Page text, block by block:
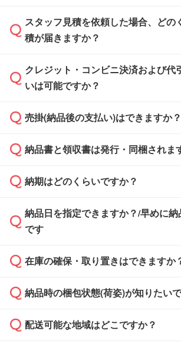
可能です。見積・注文フォームに
まま進む』ボタンからお進みのうえ
スタッフ見積を依頼した場合、どの
積が届きますか？
通常、翌営業日までにお送りして
雑状況によっては、お時間をいただ
依頼いただいた場合は、翌営業日以
クレジット・コンビニ決済および代
いは可能ですか？
銀行振込のみのご対応となります。
売掛(納品後の支払い)はできますか？
基本的には先入金をお願いしており
どの場合は、月末締め翌月末払いに
また、卒業・卒園記念品で対策委員
校や幼稚園・保育園であれば、同様
ご希望の際は担当スタッフまでお気
ください。
納品書と領収書は発行・同梱されま
納品書・領収書は ご依頼をいただい
ず、通常はPDFデータをメール添
ます。
たは注文フォームの『ご注文に関す
納期はどのくらいですか？
・印刷する場合(500個程度)
ご入金、イメージ画像の校了から
ご入金確認後、1～2営業日で出荷
納品日を指定できますか？/早めに
です
ご希望の納期がある場合は、お問い
い。
応が可能かご案内いたします。
在庫の確保・取り置きはできますか
ご入金確認後に在庫を確保し、注文
はできかねますので予めご了承くだ
納品時の梱包状態(荷姿)が知りたい
商品によって異なります。各ページ
配送可能な地域はどこですか？